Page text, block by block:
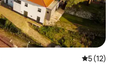
5 de uma
5 (12)